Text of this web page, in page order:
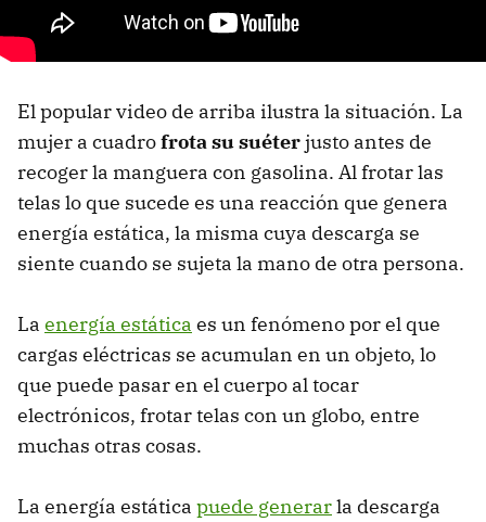
El popular video de arriba ilustra la situación. La
mujer a cuadrofrota su suéterjusto antes de
recoger la manguera con gasolina. Al frotar las
telas lo que sucede es una reacción que genera
energía estática, la misma cuya descarga se
siente cuando se sujeta la mano de otra persona.
La energía estática es un fenómeno por el que
cargas eléctricas se acumulan en un objeto, lo
que puede pasar en el cuerpo al tocar
electrónicos, frotar telas con un globo, entre
muchas otras cosas.
La energía estática puede generarla descarga